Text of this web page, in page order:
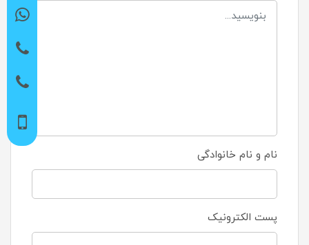
نام و نام خانوادگی
پست الکترونیک